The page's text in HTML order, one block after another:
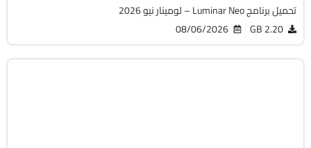
تحميل برنامج Luminar Neo – لومينار نيو 2026
2.20 GB
08/06/2026